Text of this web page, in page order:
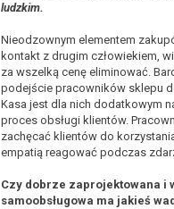
ludzkim.
Nieodzownym elementem
kontakt z drugim człowiekiem,
za wszelką cenę eliminować.
podejście pracowników sklepu
Kasa jest dla nich dodatkowym
proces obsługi klientów.
zachęcać klientów do
empatią reagować podczas
Czy dobrze zaprojektowana i
samoobsługowa ma jakieś